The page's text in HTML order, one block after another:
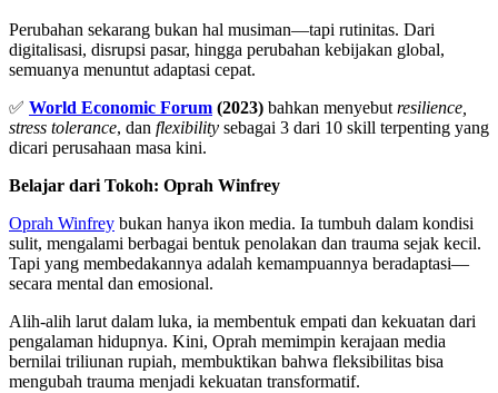
Perubahan sekarang bukan hal musiman—tapi rutinitas. Dari
digitalisasi, disrupsi pasar, hingga perubahan kebijakan global,
semuanya menuntut adaptasi cepat.
✅ World Economic Forum (2023) bahkan menyebut resilience,
stress tolerance, dan flexibility sebagai 3 dari 10 skill terpenting yang
dicari perusahaan masa kini.
Belajar dari Tokoh: Oprah Winfrey
Oprah Winfrey bukan hanya ikon media. Ia tumbuh dalam kondisi
sulit, mengalami berbagai bentuk penolakan dan trauma sejak kecil.
Tapi yang membedakannya adalah kemampuannya beradaptasi—
secara mental dan emosional.
Alih-alih larut dalam luka, ia membentuk empati dan kekuatan dari
pengalaman hidupnya. Kini, Oprah memimpin kerajaan media
bernilai triliunan rupiah, membuktikan bahwa fleksibilitas bisa
mengubah trauma menjadi kekuatan transformatif.